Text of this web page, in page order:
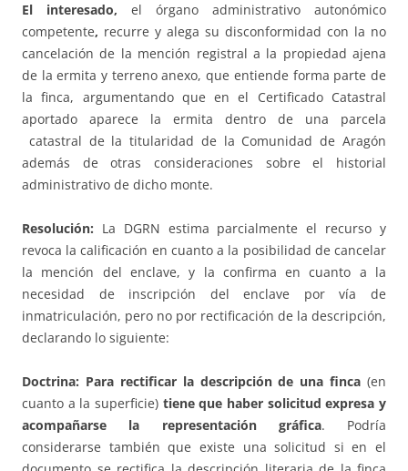
El interesado, el órgano administrativo autonómico
competente, recurre y alega su disconformidad con la no
cancelación de la mención registral a la propiedad ajena
de la ermita y terreno anexo, que entiende forma parte de
la finca, argumentando que en el Certificado Catastral
aportado aparece la ermita dentro de una parcela
catastral de la titularidad de la Comunidad de Aragón
además de otras consideraciones sobre el historial
administrativo de dicho monte.
Resolución: La DGRN estima parcialmente el recurso y
revoca la calificación en cuanto a la posibilidad de cancelar
la mención del enclave, y la confirma en cuanto a la
necesidad de inscripción del enclave por vía de
inmatriculación, pero no por rectificación de la descripción,
declarando lo siguiente:
Doctrina: Para rectificar la descripción de una finca (en
cuanto a la superficie) tiene que haber solicitud expresa y
acompañarse la representación gráfica. Podría
considerarse también que existe una solicitud si en el